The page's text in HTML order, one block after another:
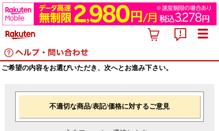
ご希望の内容をお選びいただき、次へとお進み下さい。
不適切な商品/表記/価格に対するご意見